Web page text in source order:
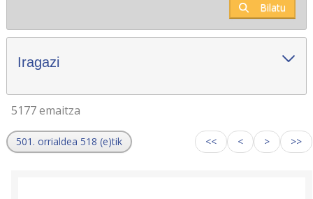
Bilatu
Iragazi
5177 emaitza
501. orrialdea 518 (e)tik << < > >>